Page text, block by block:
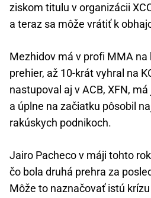
ziskom titulu v organizácii
a teraz sa môže vrátiť k
Mezhidov má v profi MMA na
prehier, až 10-krát vyhral na
nastupoval aj v ACB, XFN,
a úplne na začiatku pôsobil
rakúskych podnikoch.
Jairo Pacheco v máji tohto
čo bola druhá prehra za
Môže to naznačovať istú